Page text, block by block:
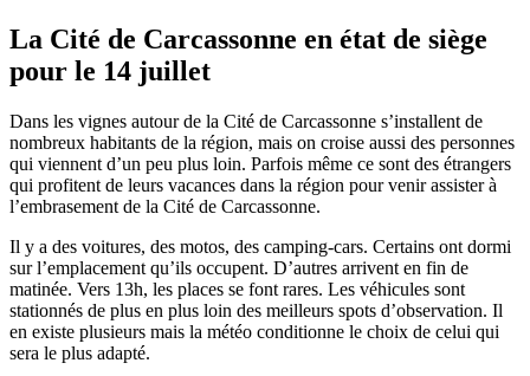
La Cité de Carcassonne en état de siège
pour le 14 juillet
Dans les vignes autour de la Cité de Carcassonne s’installent de
nombreux habitants de la région, mais on croise aussi des personnes
qui viennent d’un peu plus loin. Parfois même ce sont des étrangers
qui profitent de leurs vacances dans la région pour venir assister à
l’embrasement de la Cité de Carcassonne.
Il y a des voitures, des motos, des camping-cars. Certains ont dormi
sur l’emplacement qu’ils occupent. D’autres arrivent en fin de
matinée. Vers 13h, les places se font rares. Les véhicules sont
stationnés de plus en plus loin des meilleurs spots d’observation. Il
en existe plusieurs mais la météo conditionne le choix de celui qui
sera le plus adapté.